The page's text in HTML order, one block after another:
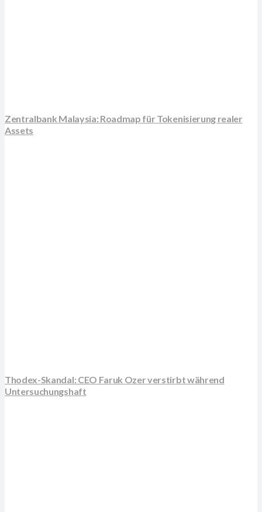
Zentralbank Malaysia: Roadmap für Tokenisierung realer
Assets
Thodex-Skandal: CEO Faruk Ozer verstirbt während
Untersuchungshaft